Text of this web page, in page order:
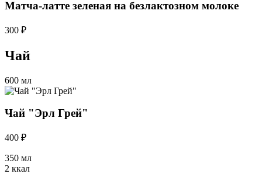
Матча-латте зеленая на безлактозном молоке
300 ₽
Чай
600 мл
Чай "Эрл Грей"
400 ₽
350 мл
2 ккал